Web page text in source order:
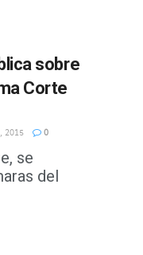
sobre
Corte
2015 0
se
del